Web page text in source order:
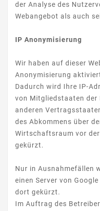
der Analyse des
Webangebot als auch
IP Anonymisierung
Wir haben auf dieser
Anonymisierung
Dadurch wird Ihre IP-
von Mitgliedstaaten der
anderen
des Abkommens über
Wirtschaftsraum vor
gekürzt.
Nur in Ausnahmefällen
einen Server von
dort gekürzt.
Im Auftrag des